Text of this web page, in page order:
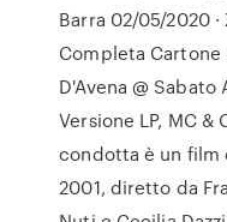
Barra 02/05/2020
Completa Cartone
D'Avena @
Versione LP, MC &
condotta è un film
2001, diretto da